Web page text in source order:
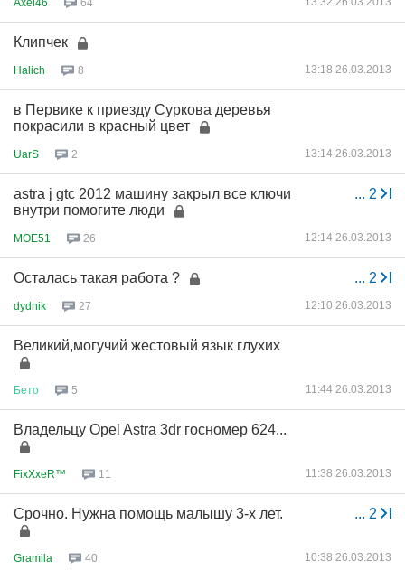
64
Клипчек
Halich 8 13:18 26.03.2013
в Первике к приезду Суркова деревья
покрасили в красный цвет
UarS 2 13:14 26.03.2013
... 2
astra j gtc 2012 машину закрыл все ключи
внутри помогите люди
MOE51 26 12:14 26.03.2013
... 2
Осталась такая работа ?
dydnik 27 12:10 26.03.2013
Великий,могучий жестовый язык глухих
Бето 5 11:44 26.03.2013
Владельцу Opel Astra 3dr госномер 624...
FixXxeR™ 11 11:38 26.03.2013
... 2
Срочно. Нужна помощь малышу 3-х лет.
Gramila 40 10:38 26.03.2013